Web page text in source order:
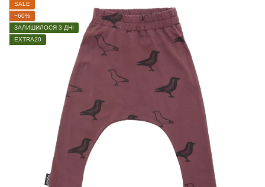
SALE
−60%
ЗАЛИШИЛОСЯ 3 ДНІ
EXTRA20